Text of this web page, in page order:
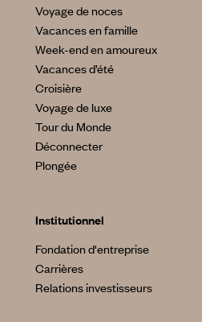
Voyage de noces
Vacances en famille
Week-end en amoureux
Vacances d’été
Croisière
Voyage de luxe
Tour du Monde
Déconnecter
Plongée
Institutionnel
Fondation d'entreprise
Carrières
Relations investisseurs